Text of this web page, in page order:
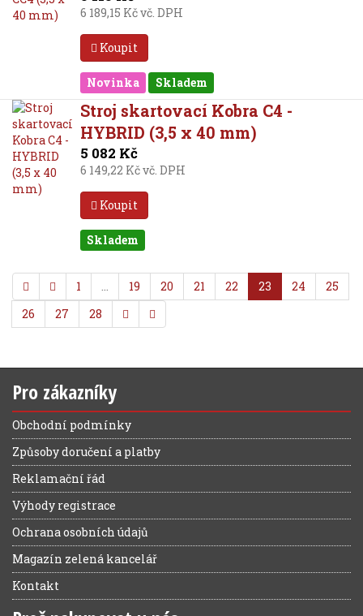
6 189,15 Kč vč. DPH
Koupit
Novinka Skladem
Stroj skartovací Kobra C4 -
HYBRID (3,5 x 40 mm)
5 082 Kč
6 149,22 Kč vč. DPH
Koupit
Skladem
1 … 19 20 21 22 23 24
25
26
27 28
Pro zákazníky
Obchodní podmínky
Způsoby doručení a platby
Reklamační řád
Výhody registrace
Ochrana osobních údajů
Magazín zelená kancelář
Kontakt